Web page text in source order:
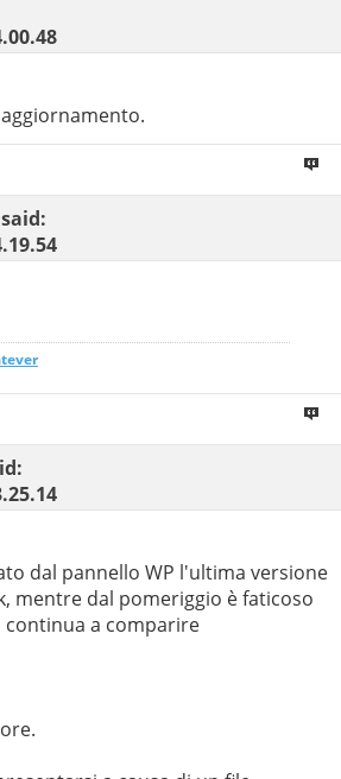
said:
dal pannello WP l'ultima versione
mentre dal pomeriggio è faticoso
continua a comparire